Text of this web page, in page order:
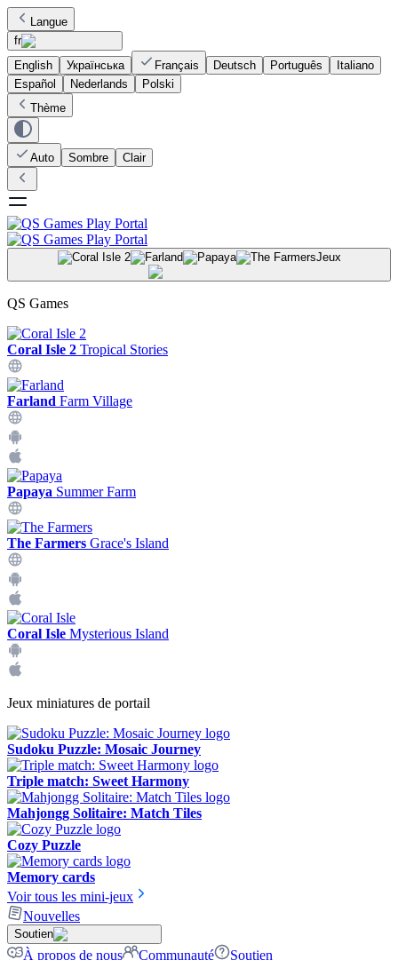
Langue
fr
English
Українська Français Deutsch Português
Italiano
Español
Nederlands
Polski
Thème
Auto Sombre Clair
Jeux
QS Games
Coral Isle 2 Tropical Stories
Farland Farm Village
Papaya Summer Farm
The Farmers Grace's Island
Coral Isle Mysterious Island
Jeux miniatures de portail
Sudoku Puzzle: Mosaic Journey
Triple match: Sweet Harmony
Mahjongg Solitaire: Match Tiles
Cozy Puzzle
Memory cards
Voir tous les mini-jeux
Nouvelles
Soutien
À propos de nous Communauté Soutien